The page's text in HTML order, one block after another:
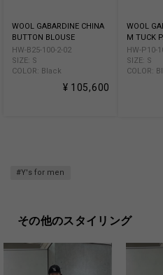
WOOL GABARDINE CHINA
BUTTON BLOUSE
HW-B25-100-2-02
SIZE: S
COLOR: Black
¥ 105,600
WOOL
M TUCK
HW-P10-
SIZE: S
COLOR:
#Y's for men
その他のスタイリング